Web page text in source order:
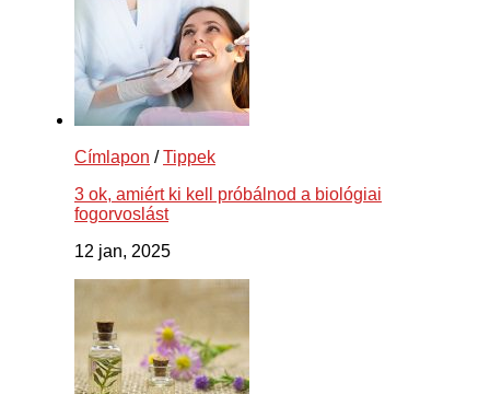
Címlapon /Tippek
3 ok, amiért ki kell próbálnod a biológiai
fogorvoslást
12 jan, 2025